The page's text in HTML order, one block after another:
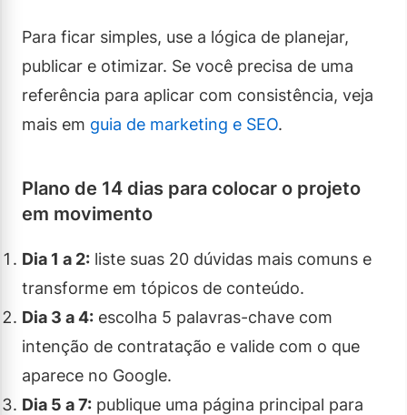
Para ficar simples, use a lógica de planejar,
publicar e otimizar. Se você precisa de uma
referência para aplicar com consistência, veja
mais em guia de marketing e SEO.
Plano de 14 dias para colocar o projeto
em movimento
Dia 1 a 2: liste suas 20 dúvidas mais comuns e
transforme em tópicos de conteúdo.
Dia 3 a 4: escolha 5 palavras-chave com
intenção de contratação e valide com o que
aparece no Google.
Dia 5 a 7: publique uma página principal para